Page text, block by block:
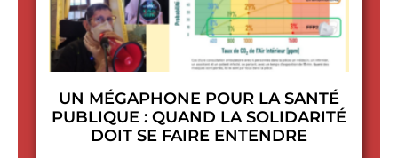
UN MÉGAPHONE POUR LA SANTÉ
PUBLIQUE : QUAND LA SOLIDARITÉ
DOIT SE FAIRE ENTENDRE